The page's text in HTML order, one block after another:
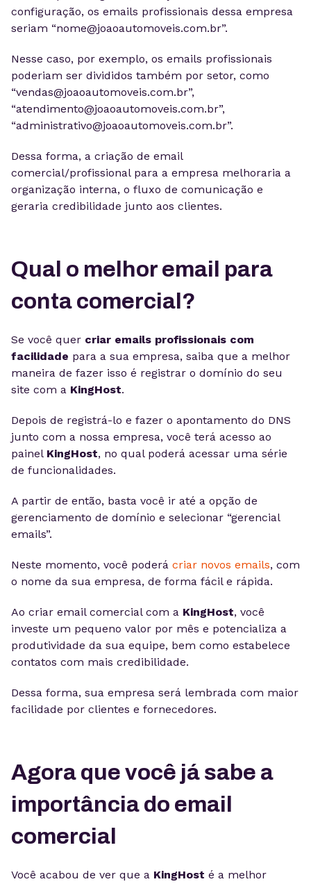
configuração, os emails profissionais dessa empresa
seriam “nome@joaoautomoveis.com.br”.
Nesse caso, por exemplo, os emails profissionais
poderiam ser divididos também por setor, como
“vendas@joaoautomoveis.com.br”,
“atendimento@joaoautomoveis.com.br”,
“administrativo@joaoautomoveis.com.br”.
Dessa forma, a criação de email
comercial/profissional para a empresa melhoraria a
organização interna, o fluxo de comunicação e
geraria credibilidade junto aos clientes.
Qual o melhor email para
conta comercial?
Se você quer criar emails profissionais com
facilidade para a sua empresa, saiba que a melhor
maneira de fazer isso é registrar o domínio do seu
site com a KingHost.
Depois de registrá-lo e fazer o apontamento do DNS
junto com a nossa empresa, você terá acesso ao
painel KingHost, no qual poderá acessar uma série
de funcionalidades.
A partir de então, basta você ir até a opção de
gerenciamento de domínio e selecionar “gerencial
emails”.
Neste momento, você poderá criar novos emails, com
o nome da sua empresa, de forma fácil e rápida.
Ao criar email comercial com a KingHost, você
investe um pequeno valor por mês e potencializa a
produtividade da sua equipe, bem como estabelece
contatos com mais credibilidade.
Dessa forma, sua empresa será lembrada com maior
facilidade por clientes e fornecedores.
Agora que você já sabe a
importância do email
comercial
Você acabou de ver que a KingHost é a melhor